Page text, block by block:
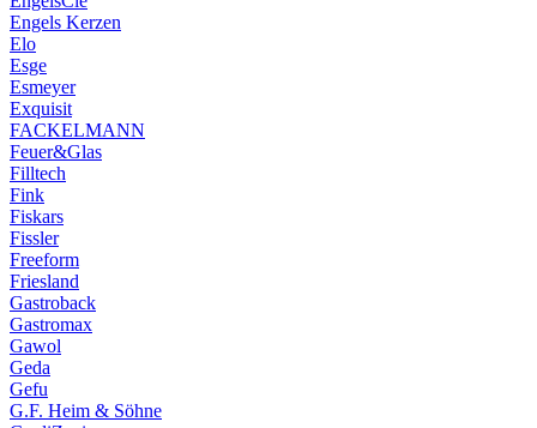
Engels Kerzen
Elo
Esge
Esmeyer
Exquisit
FACKELMANN
Feuer&Glas
Filltech
Fink
Fiskars
Fissler
Freeform
Friesland
Gastroback
Gastromax
Gawol
Geda
Gefu
G.F. Heim & Söhne